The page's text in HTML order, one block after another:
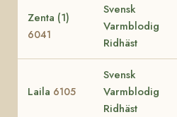
Zenta (1)
6041
Svensk
Varmblodig
Ridhäst
Laila 6105
Svensk
Varmblodig
Ridhäst